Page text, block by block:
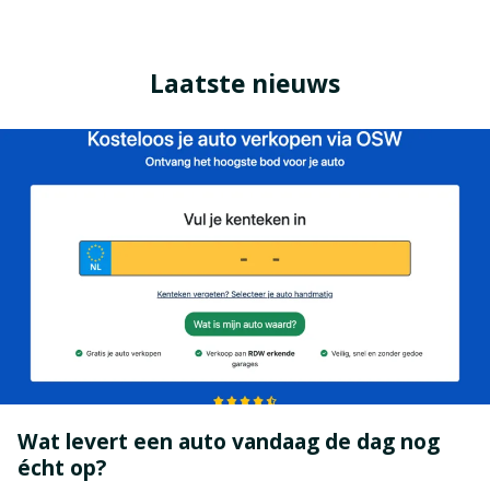
Laatste nieuws
Wat levert een auto vandaag de dag nog
écht op?